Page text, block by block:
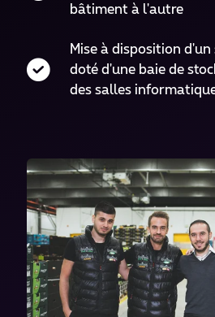
bâtiment à l'autre
Mise à disposition
doté d'une baie de
des salles